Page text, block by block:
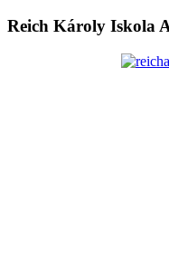
Reich Károly Iskola